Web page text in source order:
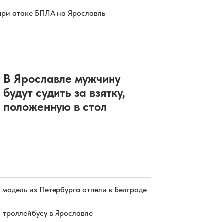
атаке БПЛА на Ярославль
В Ярославле мужчину
будут судить за взятку,
положенную в стол
из Петербурга отпели в Белграде
троллейбусу в Ярославле